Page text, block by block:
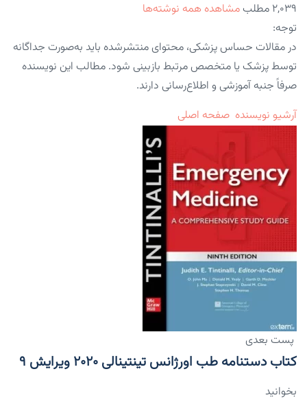
۲,۰۳۹ مطلب
مشاهده همه نوشته‌ها
توجه:
در مقالات حساس پزشکی، محتوای منتشرشده باید به‌صورت جداگانه
توسط پزشک یا متخصص مرتبط بازبینی شود. مطالب این نویسنده
صرفاً جنبه آموزشی و اطلاع‌رسانی دارند.
آرشیو نویسنده صفحه اصلی
پست بعدی
کتاب دستنامه طب اورژانس تینتینالی ۲۰۲۰ ویرایش ۹
بخوانید